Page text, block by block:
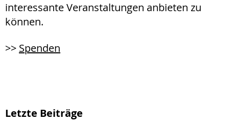
interessante Veranstaltungen anbieten zu
können.
>> Spenden
Letzte Beiträge